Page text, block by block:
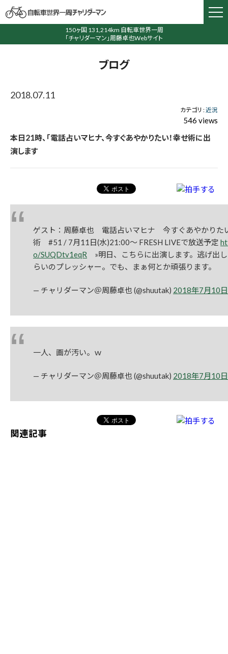
150ヶ国 131,214km 自転車世界一周
「チャリダーマン」周藤卓也Webサイト
ブログ
2018.07.11
カテゴリ :近況
546 views
本日21時、「電話占いマヒナ、今すぐあやかりたい！幸せ術に出
演します
ゲスト：周藤卓也 電話占いマヒナ 今すぐあやかりた
術 #51 / 7月11日(水)21:00〜 FRESH LIVEで放送予定
o/SUQDtv1eqR »明日、こちらに出演します。逃げ出
らいのプレッシャー。でも、まぁ何とか頑張ります。
— チャリダーマン＠周藤卓也 (@shuutak) 2018年7月10日
一人、画が汚い。ｗ
— チャリダーマン＠周藤卓也 (@shuutak) 2018年7月10日
関連記事